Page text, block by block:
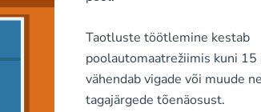
Taotluste töötlemine kestab
poolautomaatrežiimis kuni
vähendab vigade või muude
tagajärgede tõenäosust.